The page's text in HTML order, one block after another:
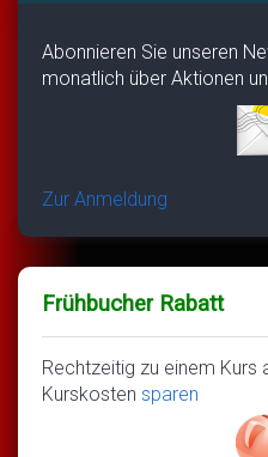
Abonnieren Sie unseren
monatlich über Aktionen
Zur Anmeldung
Frühbucher Rabatt
Rechtzeitig zu einem Kurs
Kurskosten sparen